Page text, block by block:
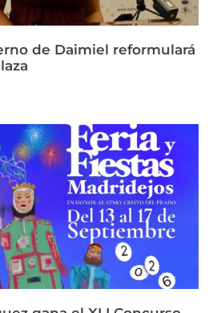
de Daimiel reformulará